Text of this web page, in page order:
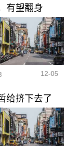
有望翻身
12-05
给挤下去了